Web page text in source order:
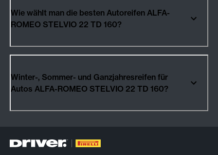
Wie wählt man die besten Autoreifen ALFA-
ROMEO STELVIO 22 TD 160?
Winter-, Sommer- und Ganzjahresreifen für
Autos ALFA-ROMEO STELVIO 22 TD 160?